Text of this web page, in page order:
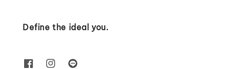
Define the ideal you.